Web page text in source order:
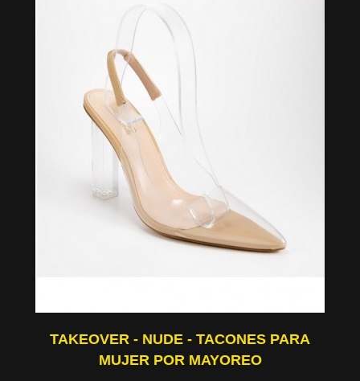
TAKEOVER - NUDE - TACONES PARA
MUJER POR MAYOREO